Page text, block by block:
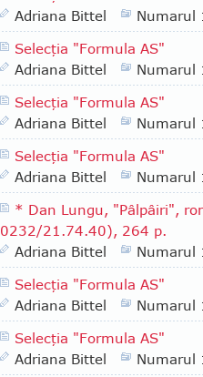
Adriana Bittel
Numarul
Selecţia "Formula AS"
Adriana Bittel
Numarul
Selecţia "Formula AS"
Adriana Bittel
Numarul
Selecţia "Formula AS"
Adriana Bittel
Numarul
* Dan Lungu, "Pâlpâiri",
0232/21.74.40), 264 p.
Adriana Bittel
Numarul
Selecţia "Formula AS"
Adriana Bittel
Numarul
Selecţia "Formula AS"
Adriana Bittel
Numarul